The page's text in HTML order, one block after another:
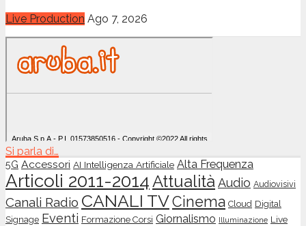
Live Production Ago 7, 2026
Si parla di…
5G Accessori AI Intelligenza Artificiale Alta Frequenza
Articoli 2011-2014Attualità Audio Audiovisivi
Canali Radio CANALI TVCinema Cloud Digital
Signage Eventi Formazione Corsi Giornalismo Illuminazione Live